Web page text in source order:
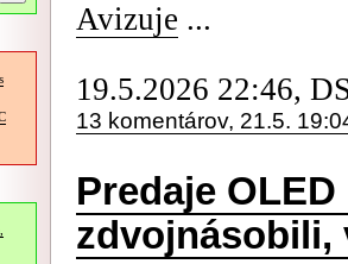
Avizuje ...
19.5.2026 22:46,
13 komentárov, 21.5.
Predaje
zdvojnásobili,